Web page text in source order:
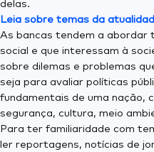
delas.
Leia sobre temas da
As bancas tendem a abordar
social e que interessam à
sobre dilemas e problemas
seja para avaliar políticas
fundamentais de uma nação,
segurança, cultura, meio
Para ter familiaridade com
ler reportagens, notícias de